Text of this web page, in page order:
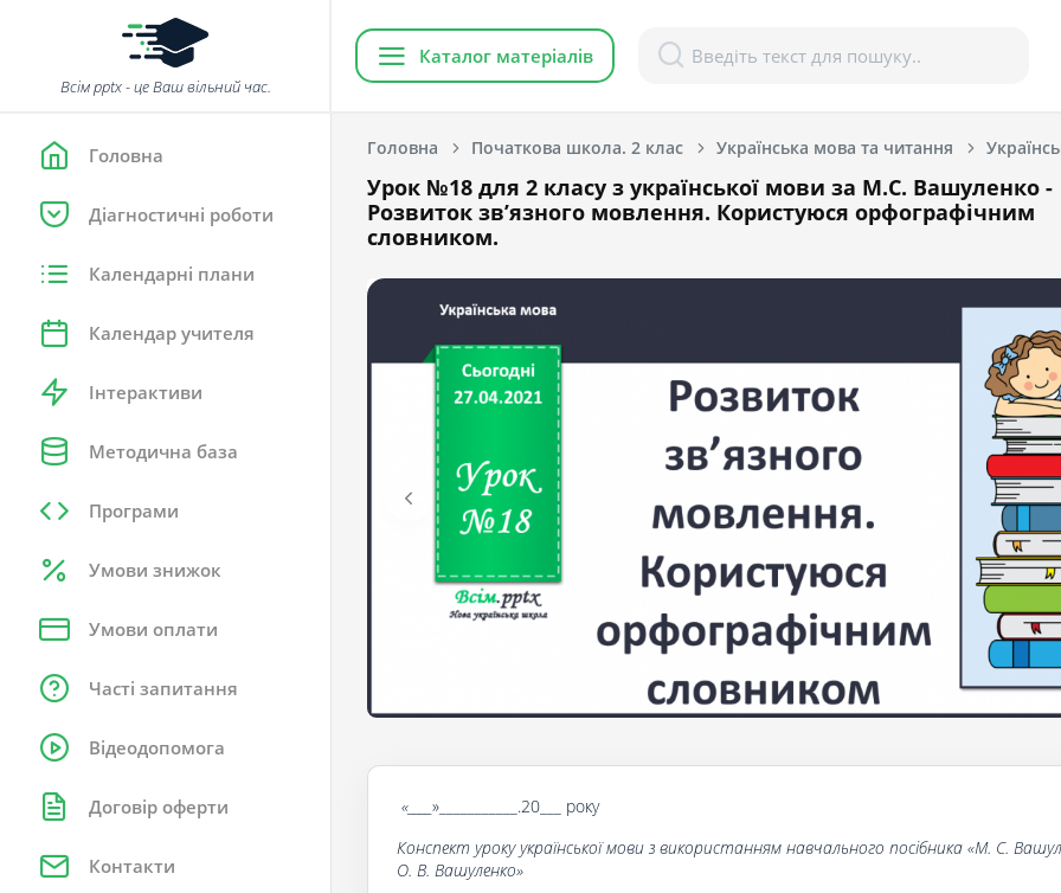
Всім pptx - це Ваш вільний час.
Головна
Діагностичні роботи
Календарні плани
Календар учителя
Інтерактиви
Методична база
Програми
Умови знижок
Умови оплати
Часті запитання
Відеодопомога
Договір оферти
Контакти
Каталог матеріалів
Головна Початкова школа. 2 клас Українська мова та читання
Урок №18 для 2 класу з української мови за М.С. Вашуленко -
Розвиток зв’язного мовлення. Користуюся орфографічним
словником.
«____ »___________.20___ року
Конспект уроку української мови з використанням навчального посібника «М. С.
О. В. Вашуленко»